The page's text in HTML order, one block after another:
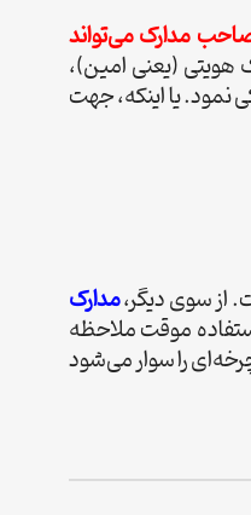
مدارک می‌تواند
هویتی (یعنی امین)،
نمود. یا اینکه، جهت
از سوی دیگر،مدارک
موقت ملاحظه
را سوار می‌شود